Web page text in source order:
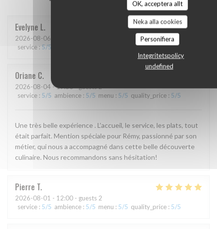
OK, acceptera allt
Neka alla cookies
Personifiera
Integritetspolicy
undefined
Evelyne L
2026-08-06
service : 5/5 quality_price:5/5
Oriane C
2026-08-04- 19:30 - guests 2
service : 5/5 ambience : 5/5 menu : 5/5 quality_price : 5/5
Une très belle expérience . L’accueil, le service, les plats, tout
était parfait. Mention spéciale pour Rémy, passionné par son
métier, qui nous a accompagné dans cette belle découverte
culinaire. Nous recommandons sans hésitation!
Pierre T
2026-08-01 - 12:00 - guests 2
service : 5/5 ambience : 5/5 menu : 5/5 quality_price : 5/5